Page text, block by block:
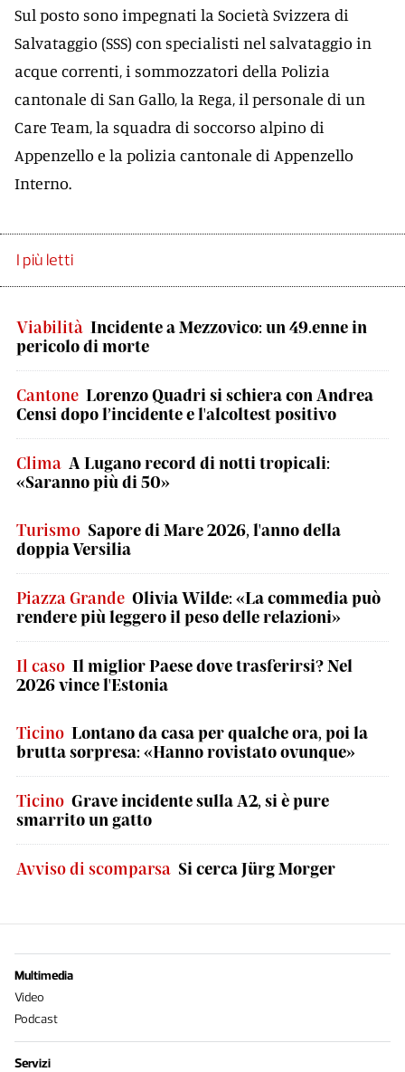
Sul posto sono impegnati la Società Svizzera di
Salvataggio (SSS) con specialisti nel salvataggio in
acque correnti, i sommozzatori della Polizia
cantonale di San Gallo, la Rega, il personale di un
Care Team, la squadra di soccorso alpino di
Appenzello e la polizia cantonale di Appenzello
Interno.
I più letti
Viabilità Incidente a Mezzovico: un 49.enne in
pericolo di morte
Cantone Lorenzo Quadri si schiera con Andrea
Censi dopo l’incidente e l'alcoltest positivo
Clima A Lugano record di notti tropicali:
«Saranno più di 50»
Turismo Sapore di Mare 2026, l'anno della
doppia Versilia
Piazza Grande Olivia Wilde: «La commedia può
rendere più leggero il peso delle relazioni»
Il caso Il miglior Paese dove trasferirsi? Nel
2026 vince l'Estonia
Ticino Lontano da casa per qualche ora, poi la
brutta sorpresa: «Hanno rovistato ovunque»
Ticino Grave incidente sulla A2, si è pure
smarrito un gatto
Avviso di scomparsa Si cerca Jürg Morger
Multimedia
Video
Podcast
Servizi